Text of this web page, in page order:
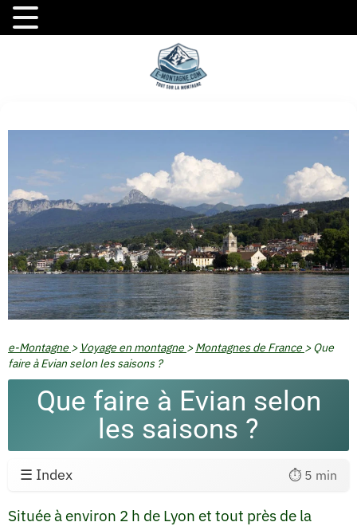
e-Montagne > Voyage en montagne >Montagnes de France >Que
faire à Evian selon les saisons ?
Que faire à Evian selon
les saisons ?
☰ Index ⏱️ 5 min
Située à environ 2 h de Lyon et tout près de la